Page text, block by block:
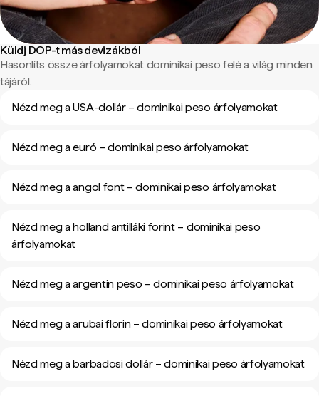
Küldj DOP-t más devizákból
Hasonlíts össze árfolyamokat dominikai peso felé a világ minden
tájáról.
Nézd meg a USA-dollár – dominikai peso árfolyamokat
Nézd meg a euró – dominikai peso árfolyamokat
Nézd meg a angol font – dominikai peso árfolyamokat
Nézd meg a holland antilláki forint – dominikai peso
árfolyamokat
Nézd meg a argentin peso – dominikai peso árfolyamokat
Nézd meg a arubai florin – dominikai peso árfolyamokat
Nézd meg a barbadosi dollár – dominikai peso árfolyamokat